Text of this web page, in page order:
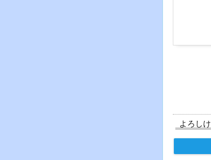
よろし